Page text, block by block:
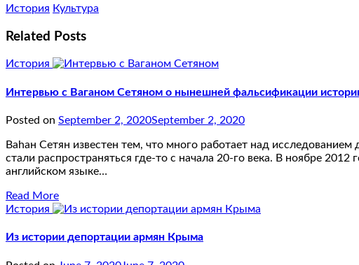
История Культура
Related Posts
История
Интервью с Ваганом Сетяном о нынешней фальсификации
Posted on September 2, 2020September 2, 2020
Ваhан Сетян известен тем, что много работает над
стали распространяться где-то с начала 20-го века. В ноябре
английском языке…
Read More
История
Из истории депортации армян Крыма